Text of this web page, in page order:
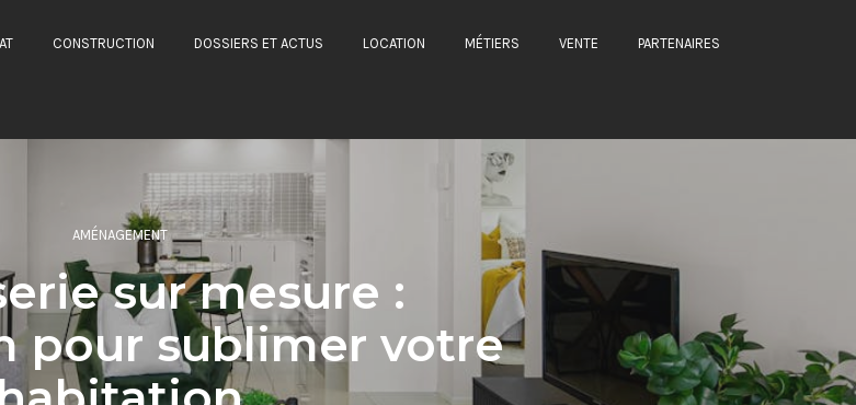
CONSTRUCTION DOSSIERS ET ACTUS LOCATION MÉTIERS VENTE PARTENAIRES
AMÉNAGEMENT
sur mesure :
pour sublimer votre